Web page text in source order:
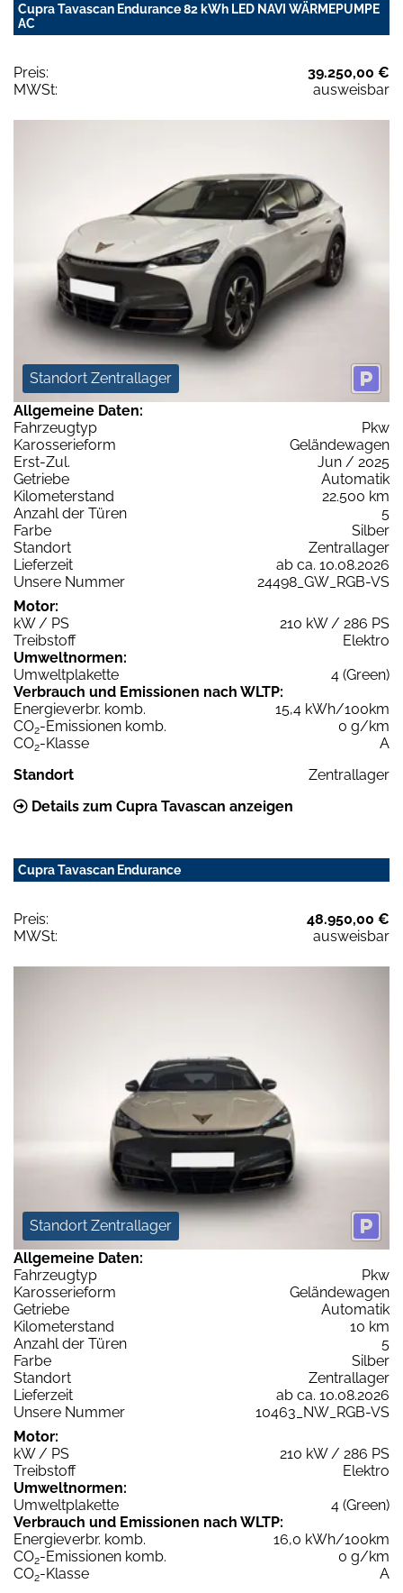
Cupra Tavascan Endurance 82 kWh LED NAVI WÄRMEPUMPE
AC
Preis:
39.250,00 €
MWSt:
ausweisbar
Standort Zentrallager
Allgemeine Daten:
Fahrzeugtyp
Pkw
Karosserieform
Geländewagen
Erst-Zul.
Jun / 2025
Getriebe
Automatik
Kilometerstand
22.500 km
Anzahl der Türen
5
Farbe
Silber
Standort
Zentrallager
Lieferzeit
ab ca. 10.08.2026
Unsere Nummer
24498_GW_RGB-VS
Motor:
kW / PS
210 kW / 286 PS
Treibstoff
Elektro
Umweltnormen:
Umweltplakette
4 (Green)
Verbrauch und Emissionen nach WLTP:
Energieverbr. komb.
15,4 kWh/100km
CO2-Emissionen komb.
0 g/km
CO2-Klasse
A
Standort
Zentrallager
Details zum Cupra Tavascan anzeigen
Cupra Tavascan Endurance
Preis:
48.950,00 €
MWSt:
ausweisbar
Standort Zentrallager
Allgemeine Daten:
Fahrzeugtyp
Pkw
Karosserieform
Geländewagen
Getriebe
Automatik
Kilometerstand
10 km
Anzahl der Türen
5
Farbe
Silber
Standort
Zentrallager
Lieferzeit
ab ca. 10.08.2026
Unsere Nummer
10463_NW_RGB-VS
Motor:
kW / PS
210 kW / 286 PS
Treibstoff
Elektro
Umweltnormen:
Umweltplakette
4 (Green)
Verbrauch und Emissionen nach WLTP:
Energieverbr. komb.
16,0 kWh/100km
CO2-Emissionen komb.
0 g/km
CO2-Klasse A